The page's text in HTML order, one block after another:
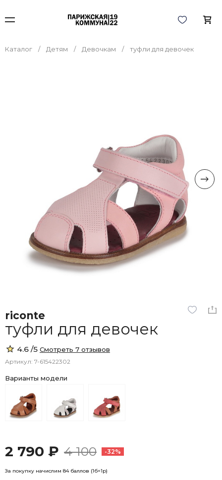
Каталог Детям Девочкам туфли для девочек
riconte
туфли для девочек
4.6 /5 Смотреть 7 отзывов
Артикул: 7-615422302
Варианты модели
2 790 ₽ 4 100 -32%
За покупку начислим 84 баллов (1б=1р)